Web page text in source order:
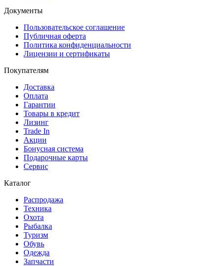
Документы
Пользовательское соглашение
Публичная оферта
Политика конфиденциальности
Лицензии и сертификаты
Покупателям
Доставка
Оплата
Гарантии
Товары в кредит
Лизинг
Trade In
Акции
Бонусная система
Подарочные карты
Сервис
Каталог
Распродажа
Техника
Охота
Рыбалка
Туризм
Обувь
Одежда
Запчасти